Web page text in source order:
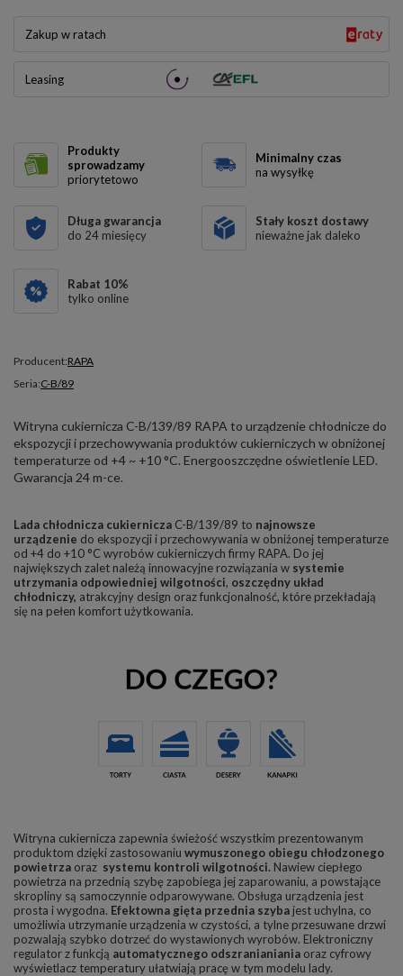
Zakup w ratach
Leasing
Produkty
sprowadzamy
priorytetowo
Minimalny czas
na wysyłkę
Długa gwarancja
do 24 miesięcy
Stały koszt dostawy
nieważne jak daleko
Rabat 10%
tylko online
Producent:RAPA
Seria:C-B/89
Witryna cukiernicza C-B/139/89 RAPA to urządzenie chłodnicze do
ekspozycji i przechowywania produktów cukierniczych w obniżonej
temperaturze od +4 ~ +10 °C. Energooszczędne oświetlenie LED.
Gwarancja 24 m-ce.
Lada chłodnicza cukiernicza C-B/139/89 to najnowsze
urządzenie do ekspozycji i przechowywania w obniżonej temperaturze
od +4 do +10 °C wyrobów cukierniczych firmy RAPA. Do jej
największych zalet należą innowacyjne rozwiązania w systemie
utrzymania odpowiedniej wilgotności, oszczędny układ
chłodniczy, atrakcyjny design oraz funkcjonalność, które przekładają
się na pełen komfort użytkowania.
Witryna cukiernicza zapewnia świeżość wszystkim prezentowanym
produktom dzięki zastosowaniu wymuszonego obiegu chłodzonego
powietrza oraz systemu kontroli wilgotności. Nawiew ciepłego
powietrza na przednią szybę zapobiega jej zaparowaniu, a powstające
skropliny są samoczynnie odparowywane. Obsługa urządzenia jest
prosta i wygodna. Efektowna gięta przednia szyba jest uchylna, co
umożliwia utrzymanie urządzenia w czystości, a tylne przesuwane drzwi
pozwalają szybko dotrzeć do wystawionych wyrobów. Elektroniczny
regulator z funkcją automatycznego odszranianiania oraz cyfrowy
wyświetlacz temperatury ułatwiają pracę w tym modelu lady.